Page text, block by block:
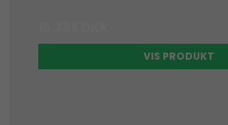
VIS PRODUKT